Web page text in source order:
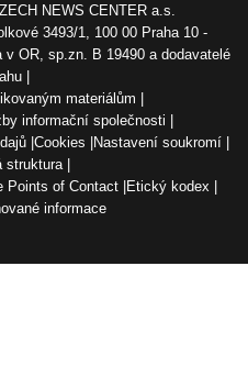
NEWS CENTER a.s.
3493/1, 100 00 Praha 10 -
OR, sp.zn. B 19490 a dodavatelé
materiálům
informační společnosti
Cookies Nastavení soukromí
struktura
Points of Contact Etický kodex
informace